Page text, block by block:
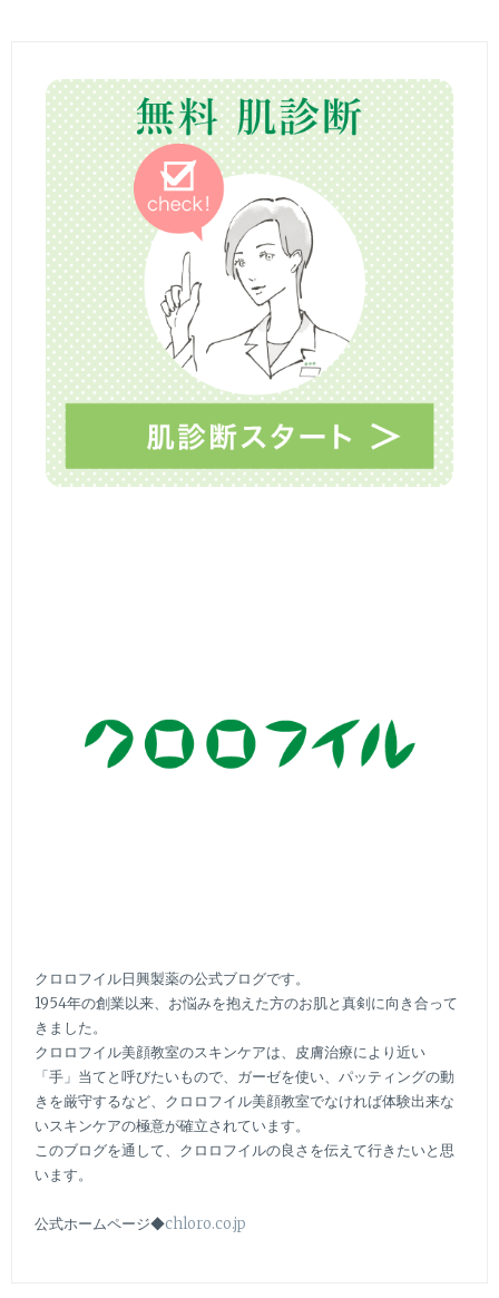
クロロフイル日興製薬の公式ブログです。
1954年の創業以来、お悩みを抱えた方のお肌と真剣に向き合って
きました。
クロロフイル美顔教室のスキンケアは、皮膚治療により近い
「手」当てと呼びたいもので、ガーゼを使い、パッティングの動
きを厳守するなど、クロロフイル美顔教室でなければ体験出来な
いスキンケアの極意が確立されています。
このブログを通して、クロロフイルの良さを伝えて行きたいと思
います。
公式ホームページ◆chloro.co.jp